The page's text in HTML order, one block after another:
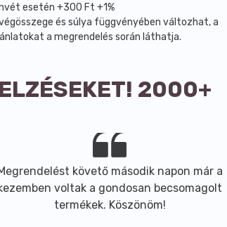
esetén +300 Ft +1%
és súlya függvényében változhat, a
a megrendelés során láthatja.
2000+
követő második napon már a
voltak a gondosan becsomagolt
termékek. Köszönöm!